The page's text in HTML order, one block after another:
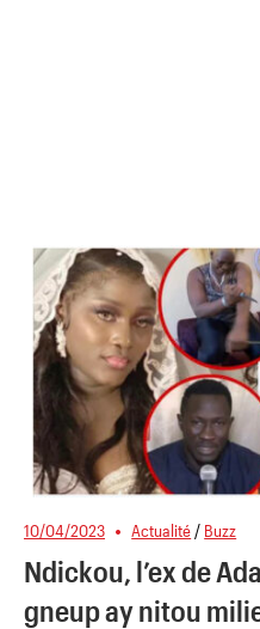
10/04/2023 Actualité / Buzz
Ndickou, l’ex de
gneup ay nitou